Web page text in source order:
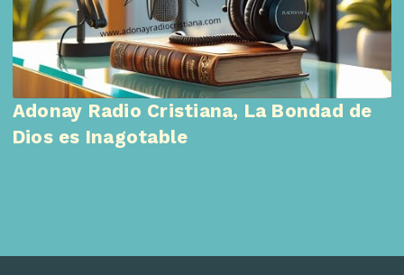
Adonay Radio Cristiana, La Bondad de
Dios es Inagotable